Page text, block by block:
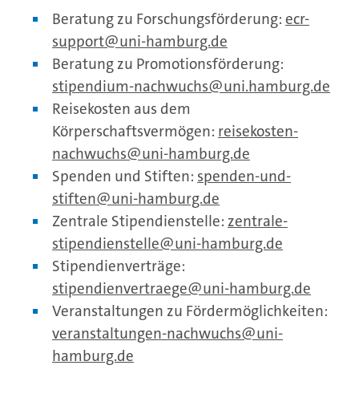
Beratung zu Forschungsförderung: ecr-
support
uni-hamburg.de
Beratung zu Promotionsförderung:
stipendium-nachwuchs@uni.hamburg.de
Reisekosten aus dem
Körperschaftsvermögen: reisekosten-
nachwuchs
uni-hamburg.de
Spenden und Stiften: spenden-und-
stiften
uni-hamburg.de
Zentrale Stipendienstelle: zentrale-
stipendienstelle
uni-hamburg.de
Stipendienverträge:
stipendienvertraege
uni-hamburg.de
Veranstaltungen zu Fördermöglichkeiten:
veranstaltungen-nachwuchs
uni-
hamburg.de